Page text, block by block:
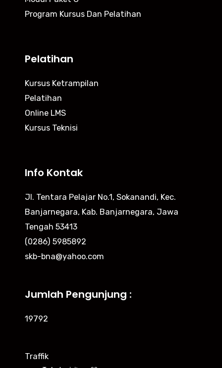
Program Kursus Dan Pelatihan
Pelatihan
Kursus Ketrampilan
Pelatihan
Online LMS
Kursus Teknisi
Info Kontak
Jl. Tentara Pelajar No.1, Sokanandi, Kec.
Banjarnegara, Kab. Banjarnegara, Jawa
Tengah 53413
(0286) 5985892
skb-bna@yahoo.com
Jumlah Pengunjung :
19792
Traffik